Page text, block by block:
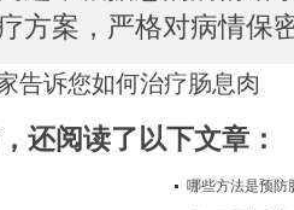
方案，严格对病情保
告诉您如何治疗肠息肉
还阅读了以下文章：
哪些方法是预防